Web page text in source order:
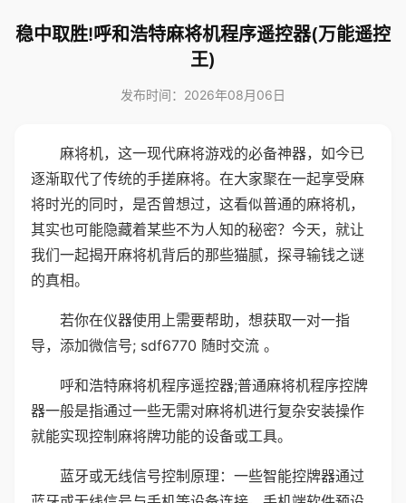
稳中取胜!呼和浩特麻将机程序遥控器(万能遥控
王)
发布时间：2026年08月06日
麻将机，这一现代麻将游戏的必备神器，如今已
逐渐取代了传统的手搓麻将。在大家聚在一起享受麻
将时光的同时，是否曾想过，这看似普通的麻将机，
其实也可能隐藏着某些不为人知的秘密？今天，就让
我们一起揭开麻将机背后的那些猫腻，探寻输钱之谜
的真相。
若你在仪器使用上需要帮助，想获取一对一指
导，添加微信号; sdf6770 随时交流 。
呼和浩特麻将机程序遥控器;普通麻将机程序控牌
器一般是指通过一些无需对麻将机进行复杂安装操作
就能实现控制麻将牌功能的设备或工具。
蓝牙或无线信号控制原理：一些智能控牌器通过